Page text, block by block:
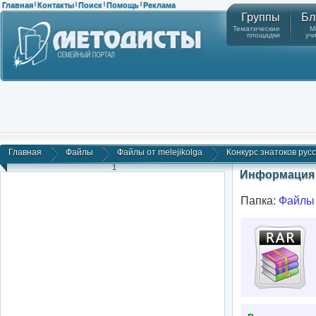
Главная | Контакты | Поиск | Помощь | Реклама
Группы
Тематические
площадки
Главная Файлы Файлы от melejikolga Конкурс знатоков
1
Информация
Папка: Файлы